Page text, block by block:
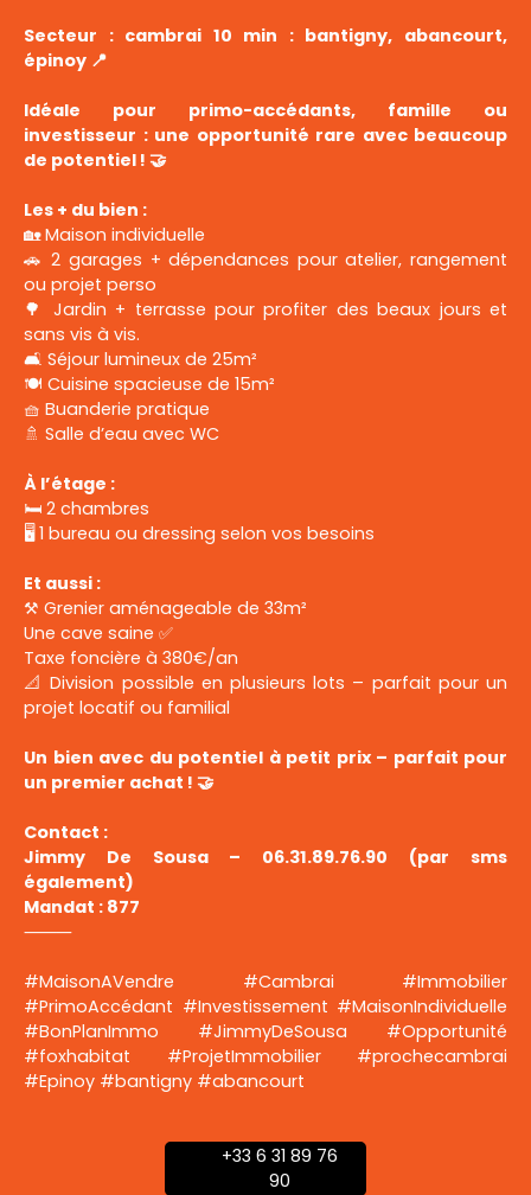
Secteur : cambrai 10 min : bantigny, abancourt,
épinoy 📍
Idéale pour primo-accédants, famille ou
investisseur : une opportunité rare avec beaucoup
de potentiel ! 🤝
Les + du bien :
🏡 Maison individuelle
🚗 2 garages + dépendances pour atelier, rangement
ou projet perso
🌳 Jardin + terrasse pour profiter des beaux jours et
sans vis à vis.
🛋️ Séjour lumineux de 25m²
🍽️ Cuisine spacieuse de 15m²
🧺 Buanderie pratique
🚿 Salle d’eau avec WC
À l’étage :
🛏️ 2 chambres
🖥️ 1 bureau ou dressing selon vos besoins
Et aussi :
⚒️ Grenier aménageable de 33m²
Une cave saine ✅
Taxe foncière à 380€/an
📐 Division possible en plusieurs lots – parfait pour un
projet locatif ou familial
Un bien avec du potentiel à petit prix – parfait pour
un premier achat ! 🤝
Contact :
Jimmy De Sousa – 06.31.89.76.90 (par sms
également)
Mandat : 877
⸻
#MaisonAVendre #Cambrai #Immobilier
#PrimoAccédant #Investissement #MaisonIndividuelle
#BonPlanImmo #JimmyDeSousa #Opportunité
#foxhabitat #ProjetImmobilier #prochecambrai
#Epinoy #bantigny #abancourt
+33 6 31 89 76
90